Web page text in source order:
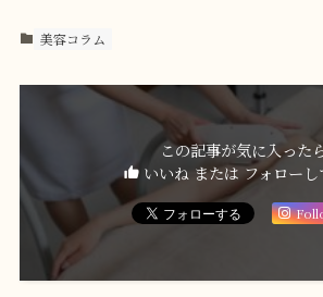
美容コラム
この記事が気に入った
いいね または フォローし